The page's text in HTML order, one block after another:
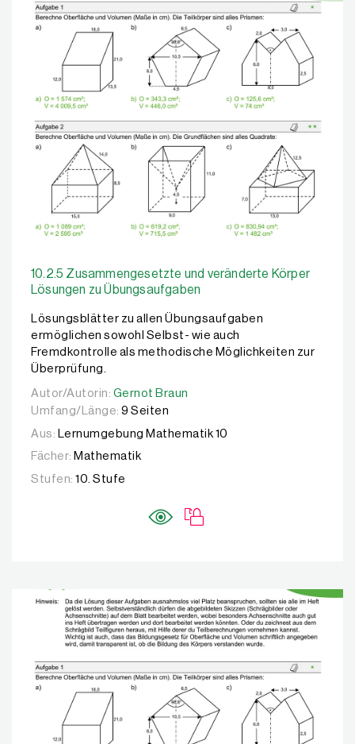
10.2.5 Zusammengesetzte und veränderte Körper
Lösungen zu Übungsaufgaben
Lösungsblätter zu allen Übungsaufgaben
ermöglichen sowohl Selbst- wie auch
Fremdkontrolle als methodische Möglichkeiten zur
Überprüfung.
Autor/Autorin: Gernot Braun
Autor/Autorin: Gernot Braun
Umfang/Länge: 9 Seiten
Aus:
Lernumgebung Mathematik 10
Fächer: Mathematik
Stufen: 10. Stufe